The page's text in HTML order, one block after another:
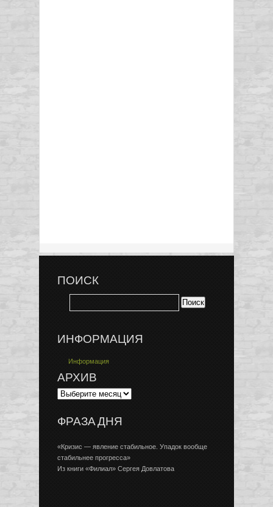
ПОИСК
ИНФОРМАЦИЯ
Информация
АРХИВ
ФРАЗА ДНЯ
«Кризис — явление стабильное. Упадок вообще
стабильнее прогресса»
Из книги «Филиал» Сергея Довлатова